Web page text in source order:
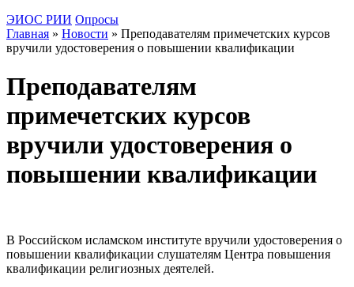
ЭИОС РИИ Опросы
Главная » Новости » Преподавателям примечетских курсов
вручили удостоверения о повышении квалификации
Преподавателям
примечетских курсов
вручили удостоверения о
повышении квалификации
В Российском исламском институте вручили удостоверения о
повышении квалификации слушателям Центра повышения
квалификации религиозных деятелей.